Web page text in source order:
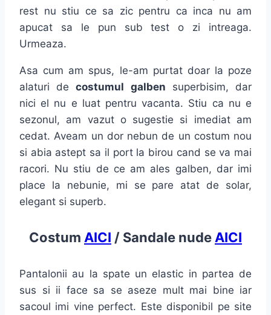
rest nu stiu ce sa zic pentru ca inca nu am
apucat sa le pun sub test o zi intreaga.
Urmeaza.
Asa cum am spus, le-am purtat doar la poze
alaturi decostumul galben superbisim, dar
nici el nu e luat pentru vacanta. Stiu ca nu e
sezonul, am vazut o sugestie si imediat am
cedat. Aveam un dor nebun de un costum nou
si abia astept sa il port la birou cand se va mai
racori. Nu stiu de ce am ales galben, dar imi
place la nebunie, mi se pare atat de solar,
elegant si superb.
Costum AICI / Sandale nudeAICI
Pantalonii au la spate un elastic in partea de
sus si ii face sa se aseze mult mai bine iar
sacoul imi vine perfect. Este disponibil pe site